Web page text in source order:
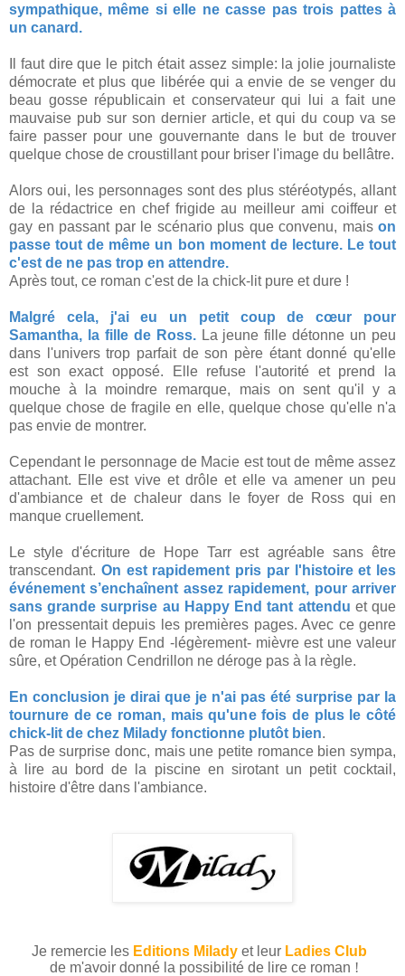
sympathique, même si elle ne casse pas trois pattes à
un canard.
Il faut dire que le pitch était assez simple: la jolie journaliste
démocrate et plus que libérée qui a envie de se venger du
beau gosse républicain et conservateur qui lui a fait une
mauvaise pub sur son dernier article, et qui du coup va se
faire passer pour une gouvernante dans le but de trouver
quelque chose de croustillant pour briser l'image du bellâtre.
Alors oui, les personnages sont des plus stéréotypés, allant
de la rédactrice en chef frigide au meilleur ami coiffeur et
gay en passant par le scénario plus que convenu, mais on
passe tout de même un bon moment de lecture. Le tout
c'est de ne pas trop en attendre.
Après tout, ce roman c'est de la chick-lit pure et dure !
Malgré cela, j'ai eu un petit coup de cœur pour
Samantha, la fille de Ross.La jeune fille détonne un peu
dans l'univers trop parfait de son père étant donné qu'elle
est son exact opposé. Elle refuse l'autorité et prend la
mouche à la moindre remarque, mais on sent qu'il y a
quelque chose de fragile en elle, quelque chose qu'elle n'a
pas envie de montrer.
Cependant le personnage de Macie est tout de même assez
attachant. Elle est vive et drôle et elle va amener un peu
d'ambiance et de chaleur dans le foyer de Ross qui en
manque cruellement.
Le style d'écriture de Hope Tarr est agréable sans être
transcendant. On est rapidement pris par l'histoire et les
événement s’enchaînent assez rapidement, pour arriver
sans grande surprise au Happy End tant attendu et que
l'on pressentait depuis les premières pages. Avec ce genre
de roman le Happy End -légèrement- mièvre est une valeur
sûre, et Opération Cendrillon ne déroge pas à la règle.
En conclusion je dirai que je n'ai pas été surprise par la
tournure de ce roman, mais qu'une fois de plus le côté
chick-lit de chez Milady fonctionne plutôt bien.
Pas de surprise donc, mais une petite romance bien sympa,
à lire au bord de la piscine en sirotant un petit cocktail,
histoire d'être dans l'ambiance.
Je remercie les Editions Milady et leur Ladies Club
de m'avoir donné la possibilité de lire ce roman !